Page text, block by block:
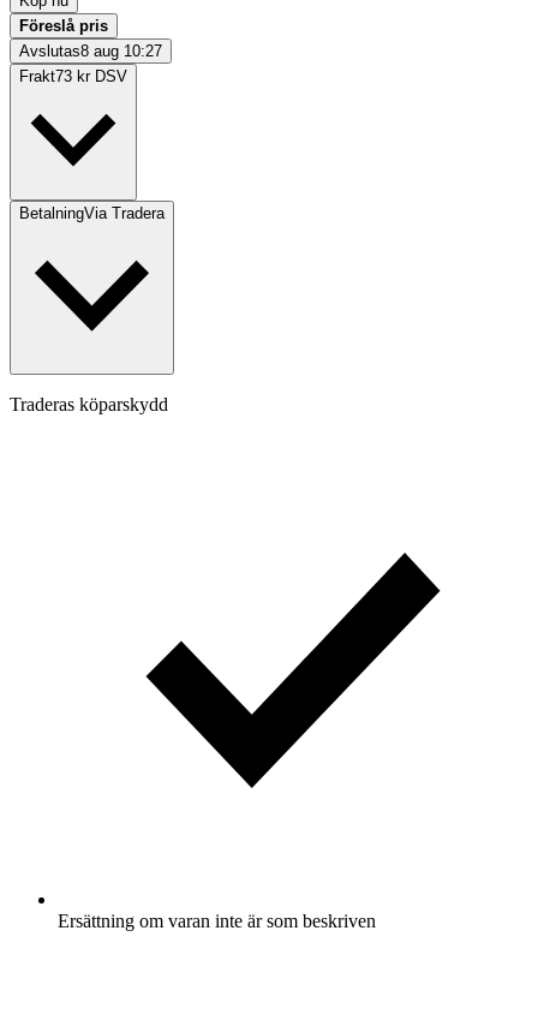
Föreslå pris
Avslutas8 aug 10:27
Frakt73 kr DSV
BetalningVia Tradera
Traderas köparskydd
Ersättning om varan inte är som beskriven